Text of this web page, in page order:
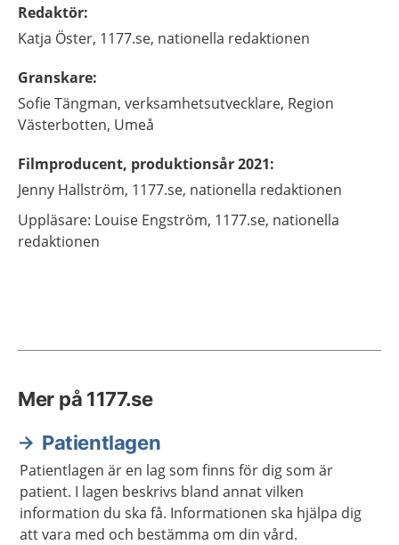
Redaktör:
Katja Öster, 1177.se, nationella redaktionen
Granskare:
SofieTängman, verksamhetsutvecklare, Region
Västerbotten, Umeå
Filmproducent, produktionsår 2021:
Jenny Hallström, 1177.se, nationella redaktionen
Uppläsare: Louise Engström, 1177.se, nationella
redaktionen
Mer på 1177.se
Patientlagen
Patientlagen är en lag som finns för dig som är
patient. I lagen beskrivs bland annat vilken
information du ska få. Informationen ska hjälpa dig
att vara med och bestämma om din vård.